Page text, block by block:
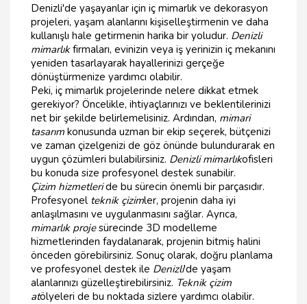
Denizli'de yaşayanlar için iç mimarlık ve dekorasyon
projeleri, yaşam alanlarını kişiselleştirmenin ve daha
kullanışlı hale getirmenin harika bir yoludur. Denizli
mimarlıkfirmaları, evinizin veya iş yerinizin iç mekanını
yeniden tasarlayarak hayallerinizi gerçeğe
dönüştürmenize yardımcı olabilir.
Peki, iç mimarlık projelerinde nelere dikkat etmek
gerekiyor? Öncelikle, ihtiyaçlarınızı ve beklentilerinizi
net bir şekilde belirlemelisiniz. Ardından, mimari
tasarım konusunda uzman bir ekip seçerek, bütçenizi
ve zaman çizelgenizi de göz önünde bulundurarak en
uygun çözümleri bulabilirsiniz. Denizli mimarlıkofisleri
bu konuda size profesyonel destek sunabilir.
Çizim hizmetleride bu sürecin önemli bir parçasıdır.
Profesyonel teknik çizimler, projenin daha iyi
anlaşılmasını ve uygulanmasını sağlar. Ayrıca,
mimarlık projesürecinde 3D modelleme
hizmetlerinden faydalanarak, projenin bitmiş halini
önceden görebilirsiniz. Sonuç olarak, doğru planlama
ve profesyonel destek ile Denizli'de yaşam
alanlarınızı güzelleştirebilirsiniz. Teknik çizim
atölyeleri de bu noktada sizlere yardımcı olabilir.